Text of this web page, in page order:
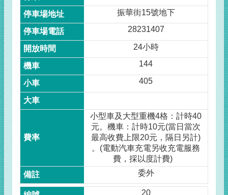
振華街15號地下
28231407
24小時
144
405
小型車及大型重機4格：計時40
元。機車：計時10元(當日當次
最高收費上限20元，隔日另計)
。(電動汽車充電另收充電服務
費，採以度計費)
委外
20